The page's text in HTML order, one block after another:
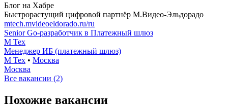
Блог на Хабре
Быстрорастущий цифровой партнёр М.Видео-Эльдорадо
mtech.mvideoeldorado.ru/ru
Senior Go-разработчик в Платежный шлюз
М Тех
Менеджер ИБ (платежный шлюз)
М Тех • Москва
Москва
Все вакансии (2)
Похожие вакансии